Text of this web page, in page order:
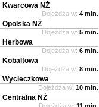
Kwarcowa NŻ
Dojeżdża w: 4 min.
Opolska NŻ
Dojeżdża w: 5 min.
Herbowa
Dojeżdża w: 6 min.
Kobaltowa
Dojeżdża w: 8 min.
Wycieczkowa
Dojeżdża w: 10 min.
Centralna NŻ